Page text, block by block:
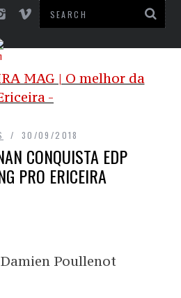
30/09/2018
CONQUISTA EDP
PRO ERICEIRA
Poullenot